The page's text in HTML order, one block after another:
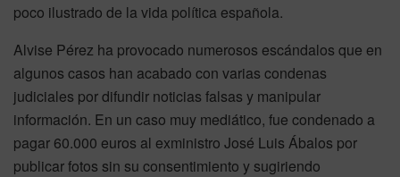
poco ilustrado de la vida política española.
Alvise Pérez ha provocado numerosos escándalos que en
algunos casos han acabado con varias condenas
judiciales por difundir noticias falsas y manipular
información. En un caso muy mediático, fue condenado a
pagar 60.000 euros al exministro José Luis Ábalos por
publicar fotos sin su consentimiento y sugiriendo